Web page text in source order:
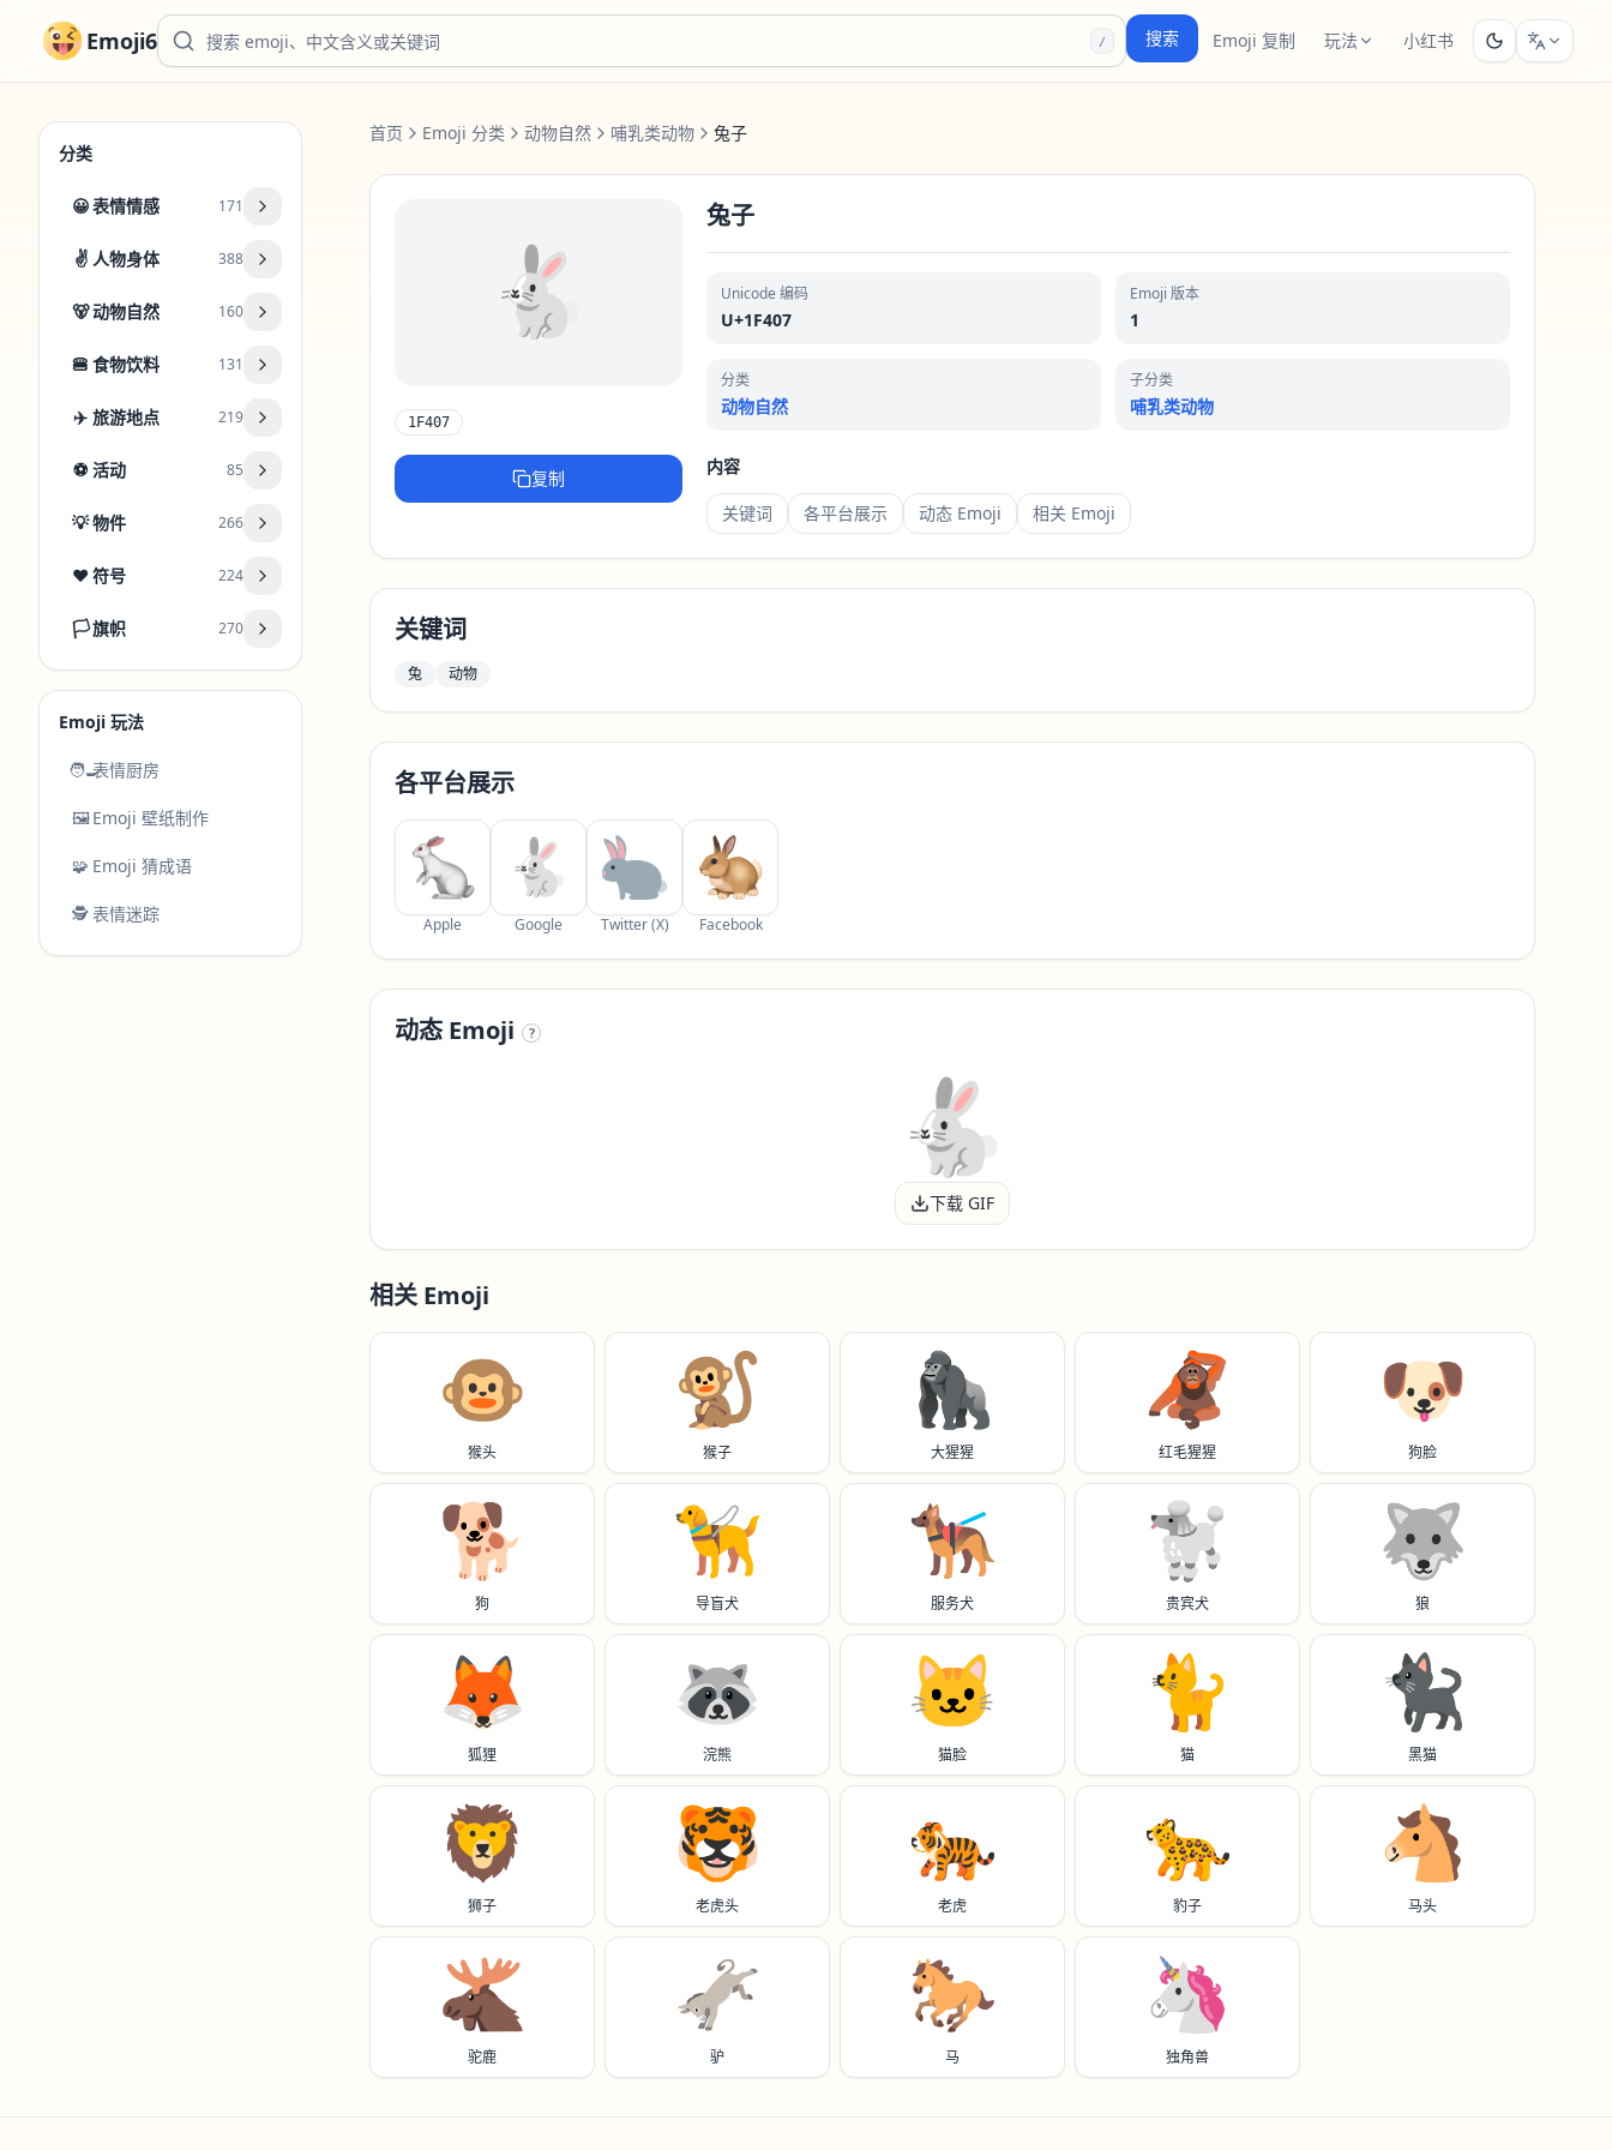
Emoji6 / 搜索 Emoji 复制 玩法 小红书
分类
😀表情情感 171
✌️ 人物身体 388
🐻动物自然 160
🍔 食物饮料 131
✈️ 旅游地点 219
⚽ 活动 85
💡物件 266
❤️符号 224
🏳️旗帜 270
Emoji 玩法
🧑‍🍳表情厨房
🖼️Emoji 壁纸制作
🧩 Emoji 猜成语
🕵️ 表情迷踪
首页 Emoji 分类 动物自然 哺乳类动物 兔子
🐇
1F407
复制
兔子
Unicode 编码
U+1F407
Emoji 版本
1
分类
动物自然
子分类
哺乳类动物
内容
关键词 各平台展示 动态 Emoji 相关 Emoji
关键词
兔 动物
各平台展示
Apple Google Twitter (X) Facebook
动态 Emoji ?
下载 GIF
相关 Emoji
🐵
猴头
🐒
猴子
🦍
大猩猩
🦧
红毛猩猩
🐶
狗脸
🐕️
狗
🦮
导盲犬
🐕‍🦺
服务犬
🐩
贵宾犬
🐺
狼
🦊
狐狸
🦝
浣熊
🐱
猫脸
🐈️
猫
🐈‍⬛
黑猫
🦁
狮子
🐯
老虎头
🐅
老虎
🐆
豹子
🐴
马头
🫎
驼鹿
🫏
驴
🐎
马
🦄
独角兽